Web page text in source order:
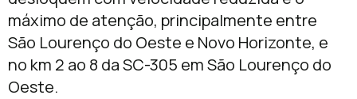
máximo de atenção, principalmente entre
São Lourenço do Oeste e Novo Horizonte, e
no km 2 ao 8 da SC-305 em São Lourenço do
Oeste.